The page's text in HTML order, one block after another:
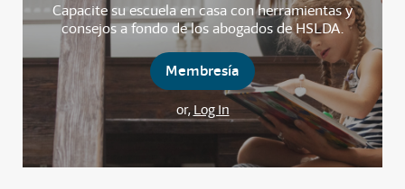
Capacite su escuela en casa con herramientas y
consejos a fondo de los abogados de HSLDA.
Membresía
or, Log In